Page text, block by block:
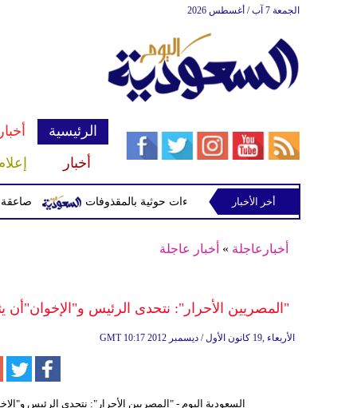
الجمعة 7 آب / أغسطس 2026
الرئيسية
أخبار
صاعقة تقتل لاعبا أخر الأخبار
أخبارعاجلة » أخبار عاجلة
"المصريين الأحرار": نتحدى الرئيس
GMT 10:17 2012 الأربعاء ,19 كانون الأول / ديسمبر